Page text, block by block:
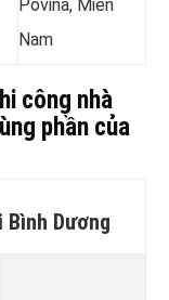
Povina, Miền
Nam
công nhà
phần của
Dương